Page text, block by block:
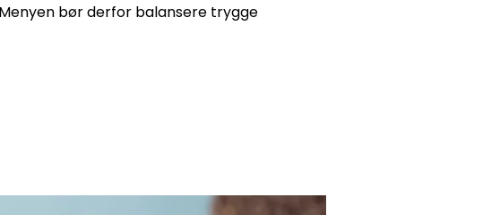
bør derfor balansere trygge